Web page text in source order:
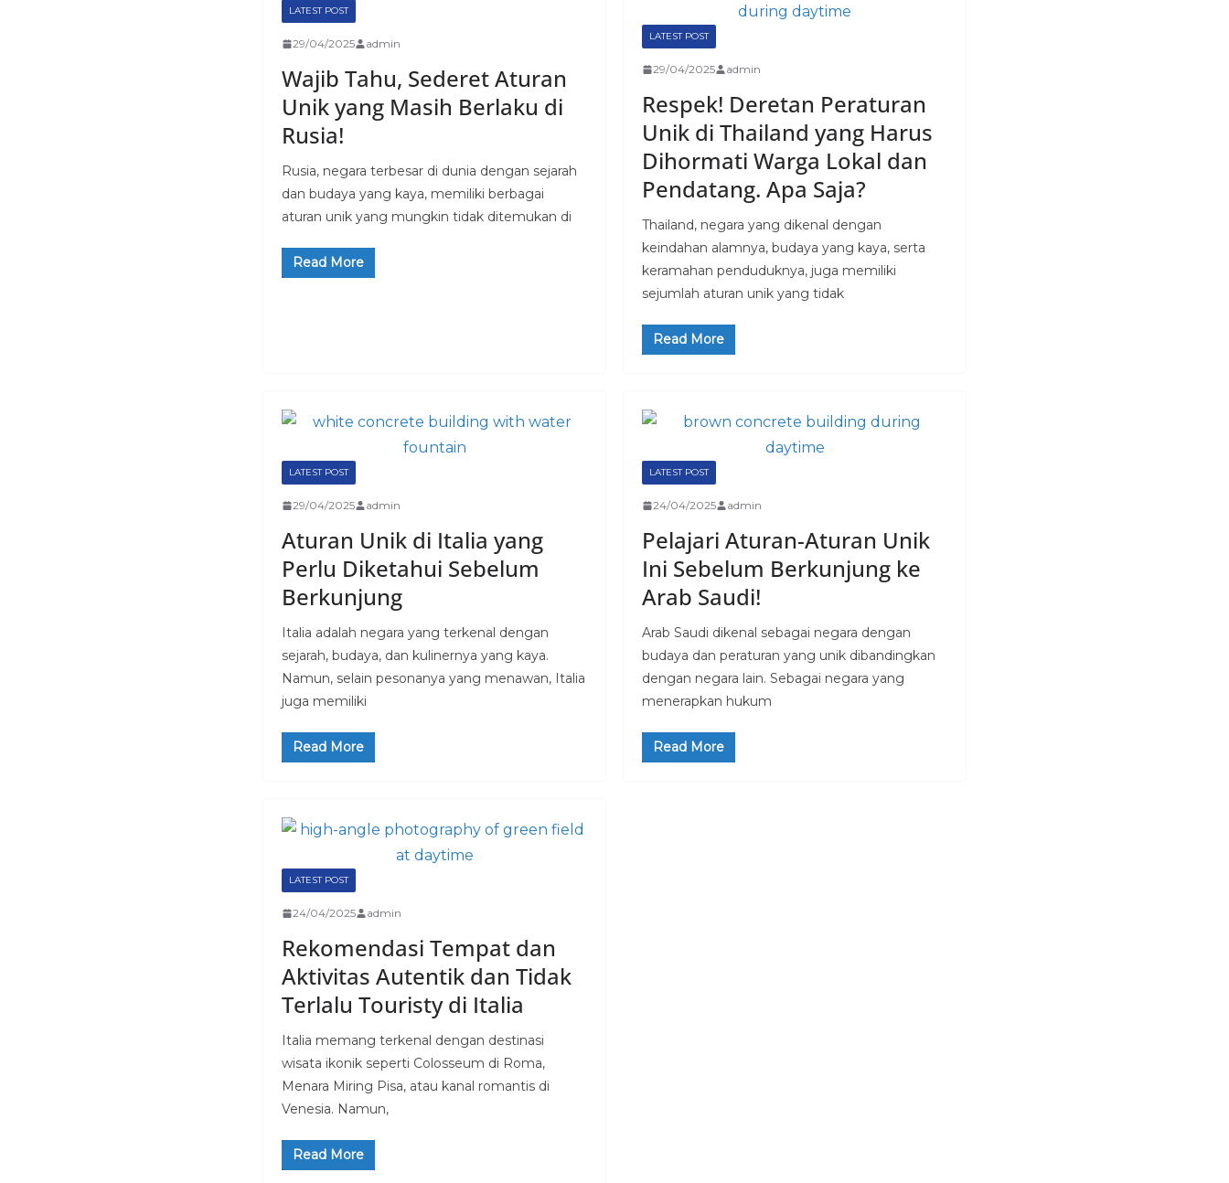
LATEST POST
29/04/2025 admin
Wajib Tahu, Sederet Aturan
Unik yang Masih Berlaku di
Rusia!
Rusia, negara terbesar di dunia dengan sejarah
dan budaya yang kaya, memiliki berbagai
aturan unik yang mungkin tidak ditemukan di
Read More
LATEST POST
29/04/2025 admin
Respek! Deretan Peraturan
Unik di Thailand yang Harus
Dihormati Warga Lokal dan
Pendatang. Apa Saja?
Thailand, negara yang dikenal dengan
keindahan alamnya, budaya yang kaya, serta
keramahan penduduknya, juga memiliki
sejumlah aturan unik yang tidak
Read More
LATEST POST
29/04/2025 admin
Aturan Unik di Italia yang
Perlu Diketahui Sebelum
Berkunjung
Italia adalah negara yang terkenal dengan
sejarah, budaya, dan kulinernya yang kaya.
Namun, selain pesonanya yang menawan, Italia
juga memiliki
Read More
LATEST POST
24/04/2025 admin
Pelajari Aturan-Aturan Unik
Ini Sebelum Berkunjung ke
Arab Saudi!
Arab Saudi dikenal sebagai negara dengan
budaya dan peraturan yang unik dibandingkan
dengan negara lain. Sebagai negara yang
menerapkan hukum
Read More
LATEST POST
24/04/2025 admin
Rekomendasi Tempat dan
Aktivitas Autentik dan Tidak
Terlalu Touristy di Italia
Italia memang terkenal dengan destinasi
wisata ikonik seperti Colosseum di Roma,
Menara Miring Pisa, atau kanal romantis di
Venesia. Namun,
Read More